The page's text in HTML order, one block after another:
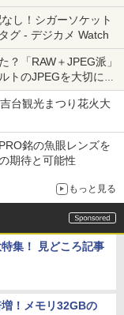
し！シガーソケット
グ - デジカメ Watch
「RAW＋JPEG派」
のJPEGを大切にす
台観光まつり花火大
銘の魚眼レンズを
期待と可能性
もっと見る
集！ 見どころ記事
！メモリ32GBの